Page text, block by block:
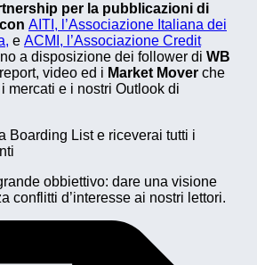
per la pubblicazioni di
AITI, l’Associazione Italiana dei
e ACMI, l’Associazione Credit
a disposizione dei follower di WB
video ed i Market Mover che
mercati e i nostri Outlook di
Boarding List e riceverai tutti i
obbiettivo: dare una visione
conflitti d’interesse ai nostri lettori.